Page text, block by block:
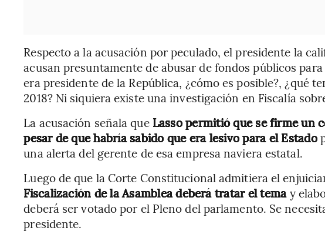
Respecto a la acusación por peculado, el presidente la
acusan presuntamente de abusar de fondos públicos
era presidente de la República, ¿cómo es posible?, ¿qué
2018? Ni siquiera existe una investigación en Fiscalía
La acusación señala que Lasso permitió que se firme un
pesar de que habría sabido que era lesivo para el Estado
una alerta del gerente de esa empresa naviera estatal.
Luego de que la Corte Constitucional admitiera el
Fiscalización de la Asamblea deberá tratar el temay
deberá ser votado por el Pleno del parlamento. Se
presidente.